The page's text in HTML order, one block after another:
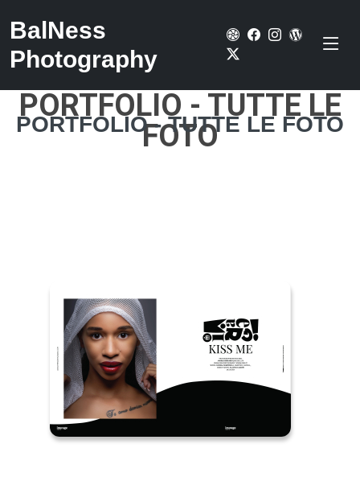
BalNess
Photography
PORTFOLIO - TUTTE LE
FOTO
PORTFOLIO - TUTTE LE FOTO